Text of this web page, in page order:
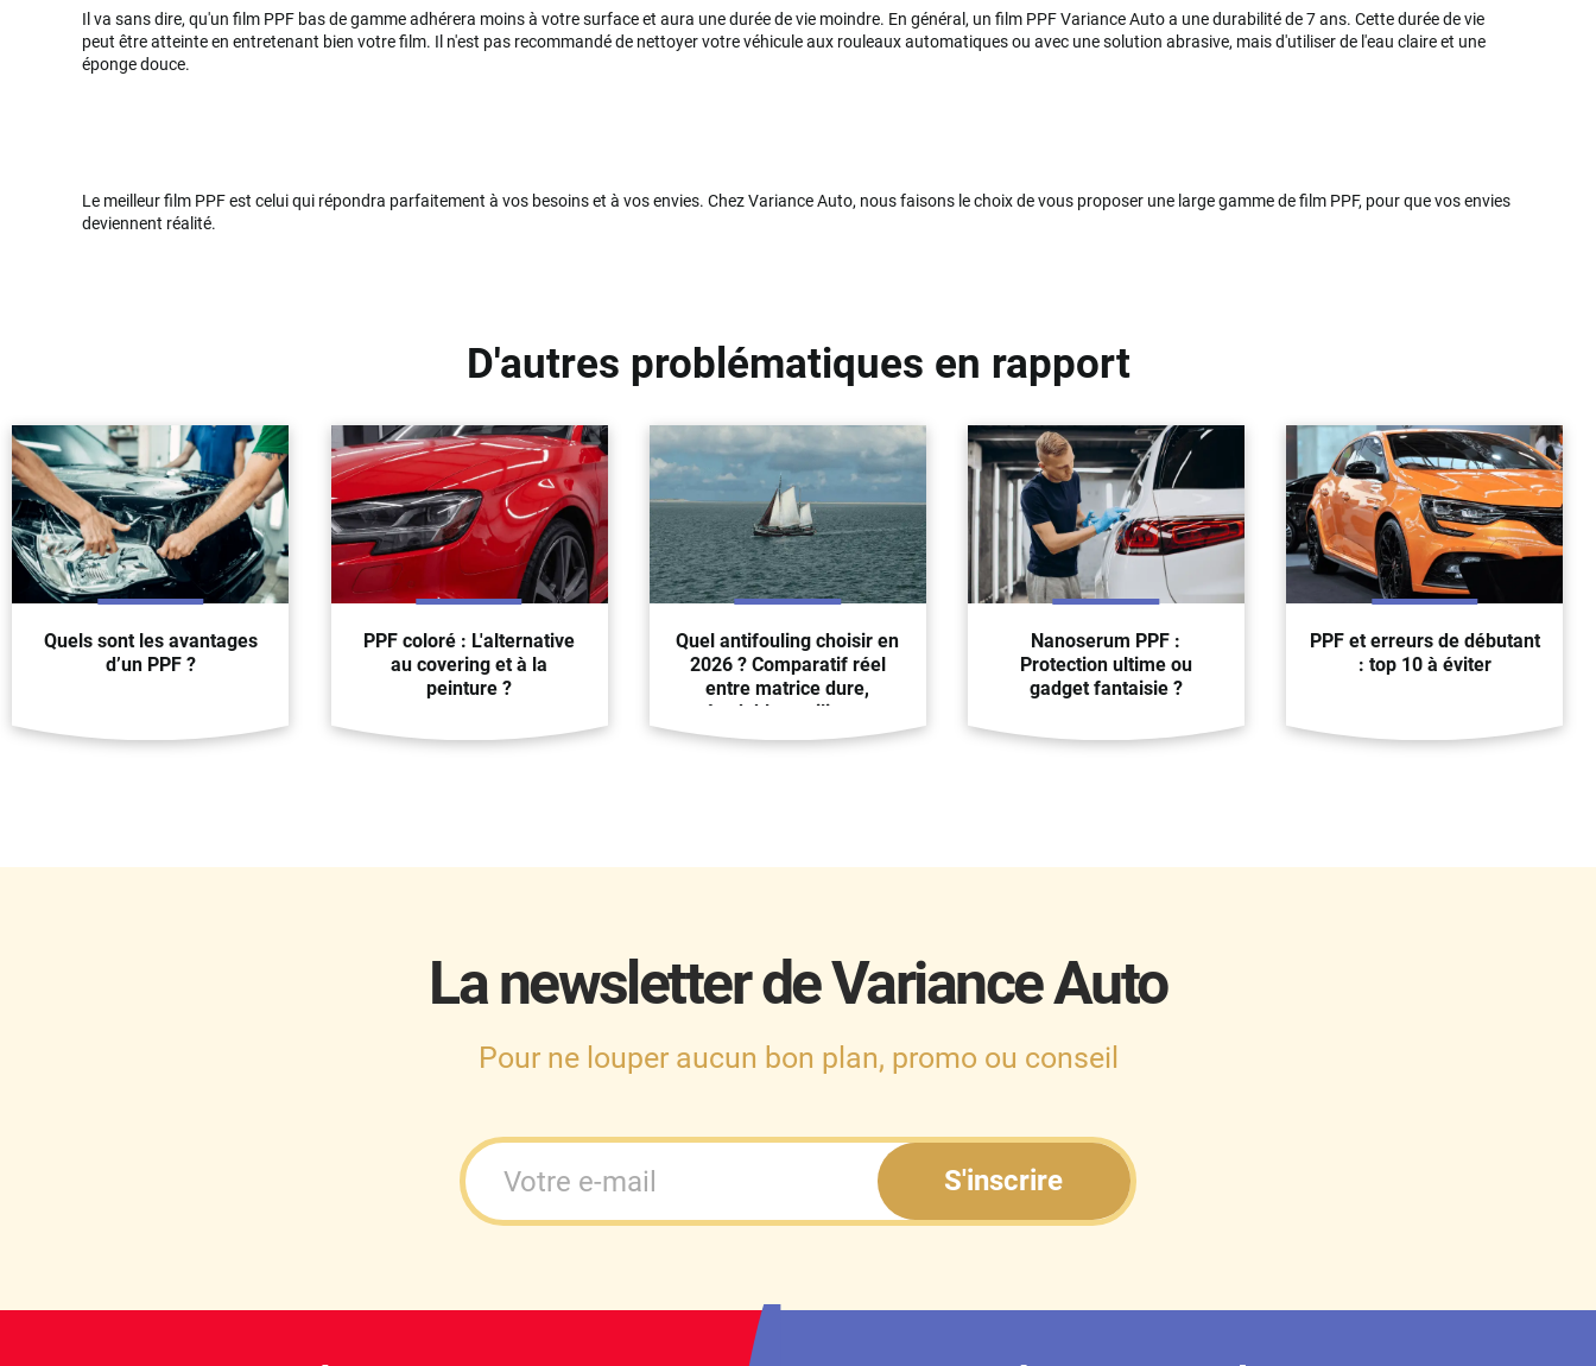
Il va sans dire, qu'un film PPF bas de gamme adhérera moins à votre surface et aura une durée de vie moindre. En général, un film PPF Variance Auto a une durabilité de 7 ans. Cette durée de vie
peut être atteinte en entretenant bien votre film. Il n'est pas recommandé de nettoyer votre véhicule aux rouleaux automatiques ou avec une solution abrasive, mais d'utiliser de l'eau claire et une
éponge douce.
Le meilleur film PPF est celui qui répondra parfaitement à vos besoins et à vos envies. Chez Variance Auto, nous faisons le choix de vous proposer une large gamme de film PPF, pour que vos envies
deviennent réalité.
D'autres problématiques en rapport
Quels sont les avantages
d’un PPF ?
PPF coloré : L'alternative
au covering et à la
peinture ?
Quel antifouling choisir en
2026 ? Comparatif réel
entre matrice dure,
érodable et silicone
Nanoserum PPF :
Protection ultime ou
gadget fantaisie ?
PPF et erreurs de débutant
: top 10 à éviter
La newsletter de Variance Auto
Pour ne louper aucun bon plan, promo ou conseil
S'inscrire